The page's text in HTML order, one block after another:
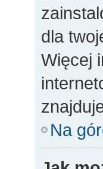
dla
Więcej
Na